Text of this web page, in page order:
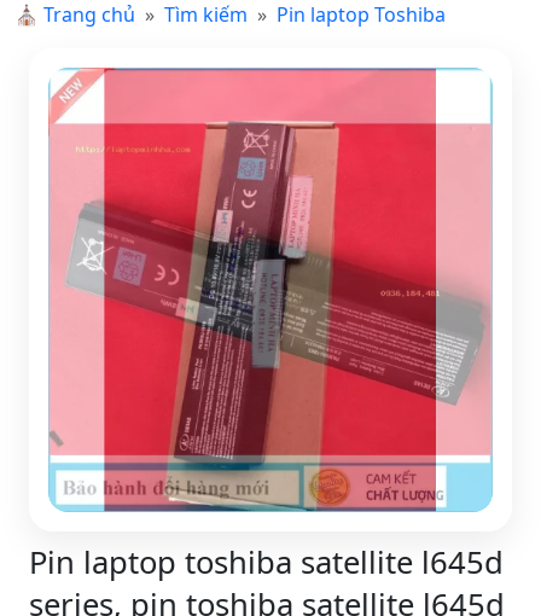
⛪ Trang chủ Tìm kiếm Pin laptop Toshiba
Pin laptop toshiba satellite l645d
series, pin toshiba satellite l645d